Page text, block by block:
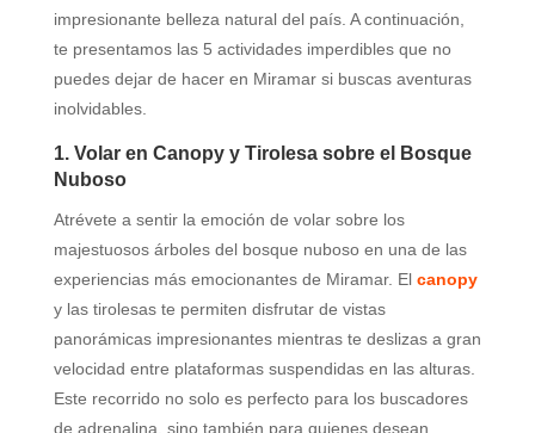
impresionante belleza natural del país. A continuación,
te presentamos las 5 actividades imperdibles que no
puedes dejar de hacer en Miramar si buscas aventuras
inolvidables.
1. Volar en Canopy y Tirolesa sobre el Bosque
Nuboso
Atrévete a sentir la emoción de volar sobre los
majestuosos árboles del bosque nuboso en una de las
experiencias más emocionantes de Miramar. El canopy
y las tirolesas te permiten disfrutar de vistas
panorámicas impresionantes mientras te deslizas a gran
velocidad entre plataformas suspendidas en las alturas.
Este recorrido no solo es perfecto para los buscadores
de adrenalina, sino también para quienes desean